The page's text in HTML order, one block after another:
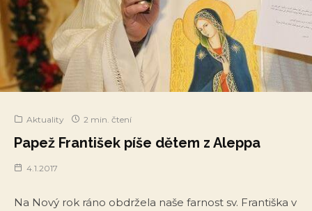
Aktuality 2 min. čtení
Papež František píše dětem z Aleppa
4.1.2017
Na Nový rok ráno obdržela naše farnost sv. Františka v